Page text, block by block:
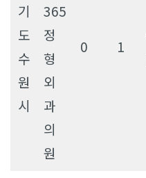
기
도
수
원
시
365
정
형
외
과
의
원
0 1